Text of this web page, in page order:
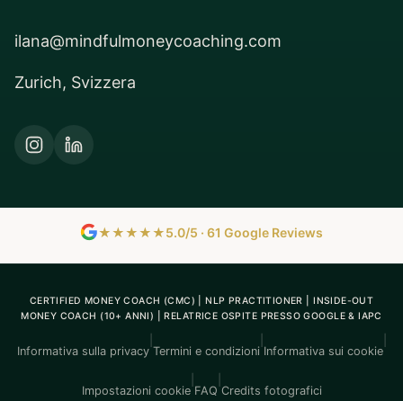
ilana@mindfulmoneycoaching.com
Zurich, Svizzera
★★★★★5.0/5 · 61 Google Reviews
CERTIFIED MONEY COACH (CMC) | NLP PRACTITIONER | INSIDE-OUT
MONEY COACH (10+ ANNI) | RELATRICE OSPITE PRESSO GOOGLE & IAPC
Informativa sulla privacy Termini e condizioni Informativa sui cookie
Impostazioni cookie FAQ Credits fotografici